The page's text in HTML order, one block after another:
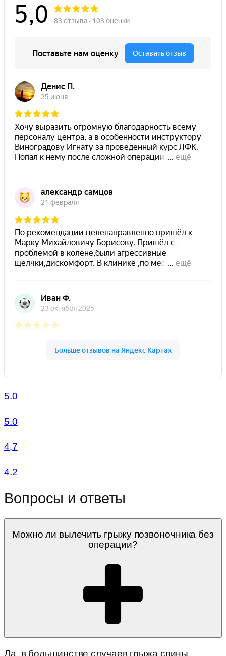
5.0
5.0
4,7
4.2
Вопросы и ответы
Можно ли вылечить грыжу позвоночника без
операции?
Да, в большинстве случаев грыжа спины